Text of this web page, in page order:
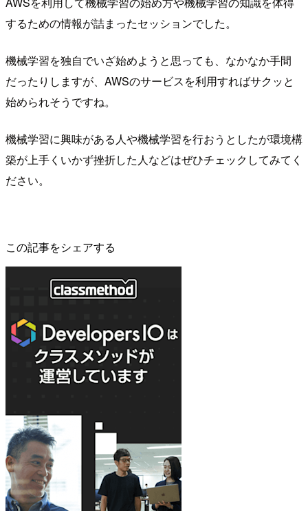
するための情報が詰まったセッションでした。
機械学習を独自でいざ始めようと思っても、なかなか手間
だったりしますが、AWSのサービスを利用すればサクッと
始められそうですね。
機械学習に興味がある人や機械学習を行おうとしたが環境構
築が上手くいかず挫折した人などはぜひチェックしてみてく
ださい。
この記事をシェアする